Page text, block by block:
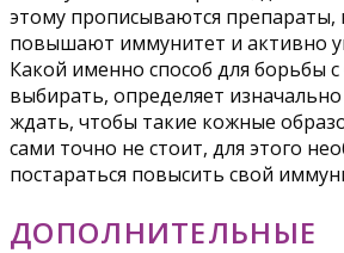
этому прописываются препараты,
повышают иммунитет и активно
Какой именно способ для борьбы
выбирать, определяет
ждать, чтобы такие кожные
сами точно не стоит, для этого
постараться повысить свой
ДОПОЛНИТЕЛЬНЫЕ